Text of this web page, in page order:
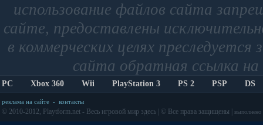
использование файлов сайта
сайте, предоставлены
в коммерческих целях
сайта обратная ссылка
PC Xbox 360 Wii PlayStation 3 PS 2 PSP DS
реклама на сайте - контакты
© 2010-2012, Playtform.net - Весь игровой мир здесь | © Все права защищены | выполнено